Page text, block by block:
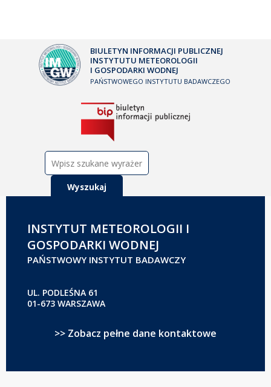
BIULETYN INFORMACJI PUBLICZNEJ
INSTYTUTU METEOROLOGII
I GOSPODARKI WODNEJ
PAŃSTWOWEGO INSTYTUTU BADAWCZEGO
INSTYTUT METEOROLOGII I
GOSPODARKI WODNEJ
PAŃSTWOWY INSTYTUT BADAWCZY
UL. PODLEŚNA 61
01-673 WARSZAWA
>> Zobacz pełne dane kontaktowe